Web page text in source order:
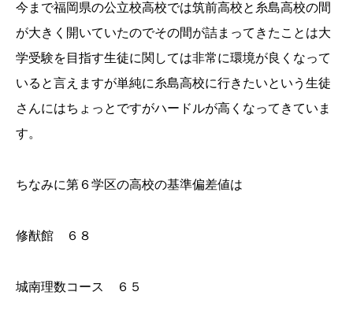
今まで福岡県の公立校高校では筑前高校と糸島高校の間
が大きく開いていたのでその間が詰まってきたことは大
学受験を目指す生徒に関しては非常に環境が良くなって
いると言えますが単純に糸島高校に行きたいという生徒
さんにはちょっとですがハードルが高くなってきていま
す。
ちなみに第６学区の高校の基準偏差値は
修猷館 ６８
城南理数コース ６５